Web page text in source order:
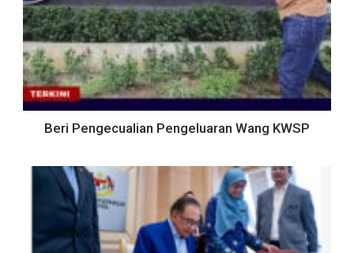
Beri Pengecualian Pengeluaran Wang KWSP